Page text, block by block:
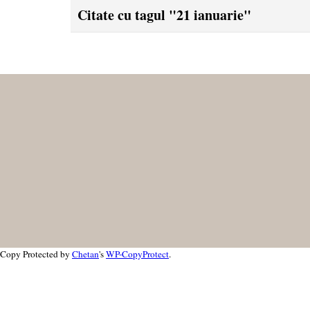
Citate cu tagul "21 ianuarie"
Copy Protected by Chetan'sWP-CopyProtect.